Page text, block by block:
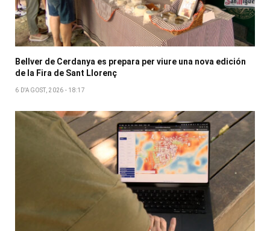
Bellver de Cerdanya es prepara per viure una nova edición
de la Fira de Sant Llorenç
6 D'AGOST, 2026 - 18:17